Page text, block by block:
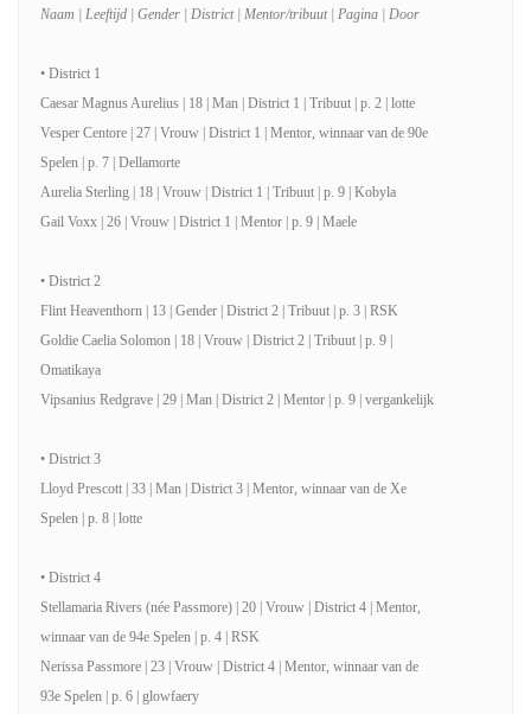
Naam | Leeftijd | Gender | District | Mentor/tribuut | Pagina | Door
• District 1
Caesar Magnus Aurelius | 18 | Man | District 1 | Tribuut | p. 2 | lotte
Vesper Centore | 27 | Vrouw | District 1 | Mentor, winnaar van de 90e
Spelen | p. 7 | Dellamorte
Aurelia Sterling | 18 | Vrouw | District 1 | Tribuut | p. 9 | Kobyla
Gail Voxx | 26 | Vrouw | District 1 | Mentor | p. 9 | Maele
• District 2
Flint Heaventhorn | 13 | Gender | District 2 | Tribuut | p. 3 | RSK
Goldie Caelia Solomon | 18 | Vrouw | District 2 | Tribuut | p. 9 |
Omatikaya
Vipsanius Redgrave | 29 | Man | District 2 | Mentor | p. 9 | vergankelijk
• District 3
Lloyd Prescott | 33 | Man | District 3 | Mentor, winnaar van de Xe
Spelen | p. 8 | lotte
• District 4
Stellamaria Rivers (née Passmore) | 20 | Vrouw | District 4 | Mentor,
winnaar van de 94e Spelen | p. 4 | RSK
Nerissa Passmore | 23 | Vrouw | District 4 | Mentor, winnaar van de
93e Spelen | p. 6 | glowfaery